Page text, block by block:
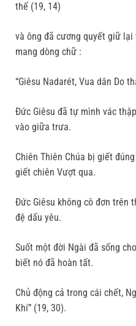
thế (19, 14)
và ông đã cương quyết giữ
mang dòng chữ :
“Giêsu Nadarét, Vua dân Do
Đức Giêsu đã tự mình vác
vào giữa trưa.
Chiên Thiên Chúa bị giết
giết chiên Vượt qua.
Đức Giêsu không cô đơn trên
đệ dấu yêu.
Suốt một đời Ngài đã sống
biết nó đã hoàn tất.
Chủ động cả trong cái chết,
Khí” (19, 30).